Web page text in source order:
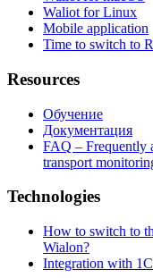
Waliot for Linux
Mobile application
Time to switch to
Resources
Обучение
Документация
FAQ – Frequently
transport
Technologies
How to switch to
Wialon?
Integration with